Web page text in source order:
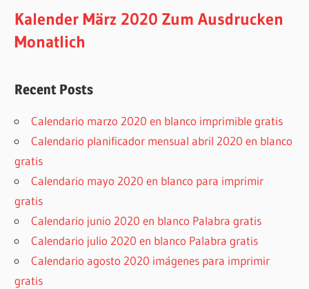
Kalender März 2020 Zum Ausdrucken
Monatlich
Recent Posts
Calendario marzo 2020 en blanco imprimible gratis
Calendario planificador mensual abril 2020 en blanco
gratis
Calendario mayo 2020 en blanco para imprimir
gratis
Calendario junio 2020 en blanco Palabra gratis
Calendario julio 2020 en blanco Palabra gratis
Calendario agosto 2020 imágenes para imprimir
gratis